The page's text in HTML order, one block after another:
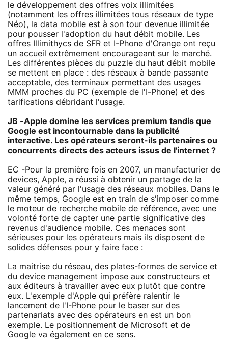
le développement des offres voix illimitées
(notamment les offres illimitées tous réseaux de type
Néo), la data mobile est à son tour devenue illimitée
pour pousser l'adoption du haut débit mobile. Les
offres Illimithycs de SFR et I-Phone d'Orange ont reçu
un accueil extrêmement encourageant sur le marché.
Les différentes pièces du puzzle du haut débit mobile
se mettent en place : des réseaux à bande passante
acceptable, des terminaux permettant des usages
MMM proches du PC (exemple de l'I-Phone) et des
tarifications débridant l'usage.
JB -Apple domine les services premium tandis que
Google est incontournable dans la publicité
interactive. Les opérateurs seront-ils partenaires ou
concurrents directs des acteurs issus de l'internet ?
EC -Pour la première fois en 2007, un manufacturier de
devices, Apple, a réussi à obtenir un partage de la
valeur généré par l'usage des réseaux mobiles. Dans le
même temps, Google est en train de s'imposer comme
le moteur de recherche mobile de référence, avec une
volonté forte de capter une partie significative des
revenus d'audience mobile. Ces menaces sont
sérieuses pour les opérateurs mais ils disposent de
solides défenses pour y faire face :
La maitrise du réseau, des plates-formes de service et
du device management impose aux constructeurs et
aux éditeurs à travailler avec eux plutôt que contre
eux. L'exemple d'Apple qui préfère ralentir le
lancement de l'I-Phone pour le baser sur des
partenariats avec des opérateurs en est un bon
exemple. Le positionnement de Microsoft et de
Google va également en ce sens.